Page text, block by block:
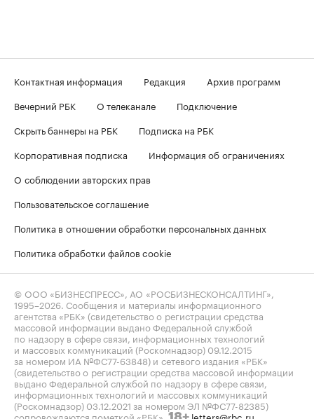
Контактная информация Редакция
Архив программ
Вечерний РБК
О телеканале
Подключение
Скрыть баннеры на РБК
Подписка на РБК
Корпоративная подписка
Информация об ограничениях
О соблюдении авторских прав
Пользовательское соглашение
Политика в отношении обработки персональных данных
Политика обработки файлов cookie
© ООО «БИЗНЕСПРЕСС», АО «РОСБИЗНЕСКОНСАЛТИНГ»,
1995–2026 . Сообщения и материалы информационного
агентства «РБК» (свидетельство о регистрации средства
массовой информации выдано Федеральной службой
по надзору в сфере связи, информационных технологий
и массовых коммуникаций (Роскомнадзор) 09.12.2015
за номером ИА №ФС77-63848) и сетевого издания «РБК»
(свидетельство о регистрации средства массовой информации
выдано Федеральной службой по надзору в сфере связи,
информационных технологий и массовых коммуникаций
(Роскомнадзор) 03.12.2021 за номером ЭЛ №ФС77-82385)
сопровождаются пометкой «РБК».
letters@rbc.ru